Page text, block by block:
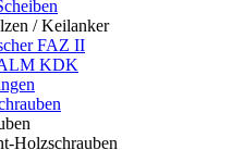
/ Keilanker
FAZ II
KDK
Holzschrauben